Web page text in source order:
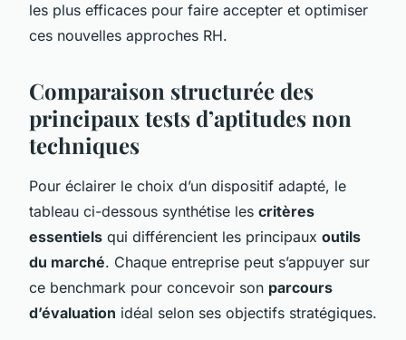
les plus efficaces pour faire accepter et optimiser
ces nouvelles approches RH.
Comparaison structurée des
principaux tests d’aptitudes non
techniques
Pour éclairer le choix d’un dispositif adapté, le
tableau ci-dessous synthétise les critères
essentiels qui différencient les principaux outils
du marché. Chaque entreprise peut s’appuyer sur
ce benchmark pour concevoir son parcours
d’évaluation idéal selon ses objectifs stratégiques.